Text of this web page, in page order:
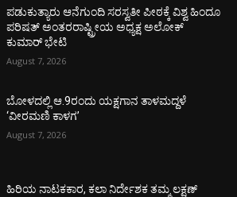
ಪಡುಕುತ್ಯಾರು ಆನೆಗುಂದಿ ಸರಸ್ವತೀ ಪೀಠಕ್ಕೆ ವಿಶ್ವ ಹಿಂದೂ
ಪರಿಷತ್ ಅಂತರರಾಷ್ಟ್ರೀಯ ಅಧ್ಯಕ್ಷ ಅಲೋಕ್
ಕುಮಾರ್ ಭೇಟಿ
August 7, 2026
ಬೋಳದಲ್ಲಿ ಆ.9ರಂದು ಯಕ್ಷಗಾನ ತಾಳಮದ್ದಳೆ
‘ವೀರಮಣಿ ಕಾಳಗ’
August 7, 2026
ಹಿರಿಯ ನಾಟಕಕಾರ, ಕಲಾ ನಿರ್ದೇಶಕ ತಮ್ಮ ಲಕ್ಷಣ್